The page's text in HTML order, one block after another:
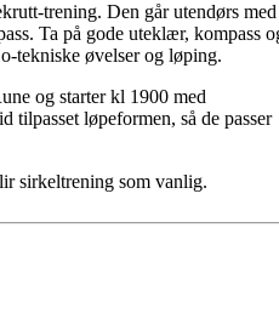
trening. Den går utendørs med
Ta på gode uteklær, kompass
tekniske øvelser og løping.
og starter kl 1900 med
løpeformen, så de passer
sirkeltrening som vanlig.